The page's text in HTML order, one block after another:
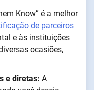
Know” é a melhor
de parceiros
e às instituições
ocasiões,
e diretas: A